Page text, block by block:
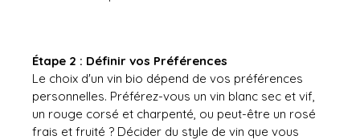
Étape 2 : Définir vos Préférences
Le choix d'un vin bio dépend de vos préférences
personnelles. Préférez-vous un vin blanc sec et vif,
un rouge corsé et charpenté, ou peut-être un rosé
frais et fruité ? Décider du style de vin que vous